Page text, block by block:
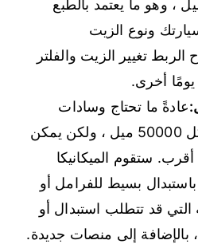
3000 إلى 6000 ميل ، وهو ما يعتمد بالطبع
ونوع الزيت
تغيير الزيت والفلتر
عادةً ما تحتاج وسادات
الفرامل إلى استبدال كل 50000 ميل ، ولكن يمكن
ستقوم الميكانيكا
باستبدال بسيط للفرامل أو
التي قد تتطلب استبدال أو
، بالإضافة إلى منصات جديدة.